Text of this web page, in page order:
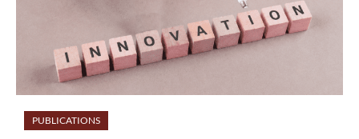
PUBLICATIONS